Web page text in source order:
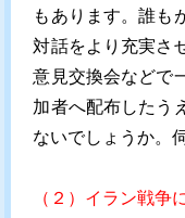
もあります。誰も
対話をより充実さ
意見交換会などで
加者へ配布したう
ないでしょうか。
（２）イラン戦争